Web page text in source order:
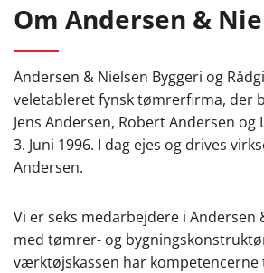
Om Andersen &
Andersen & Nielsen Byggeri og
veletableret fynsk tømrerfirma, der
Jens Andersen, Robert Andersen og
3. Juni 1996. I dag ejes og drives
Andersen.
Vi er seks medarbejdere i Andersen
med tømrer- og
værktøjskassen har kompetencerne